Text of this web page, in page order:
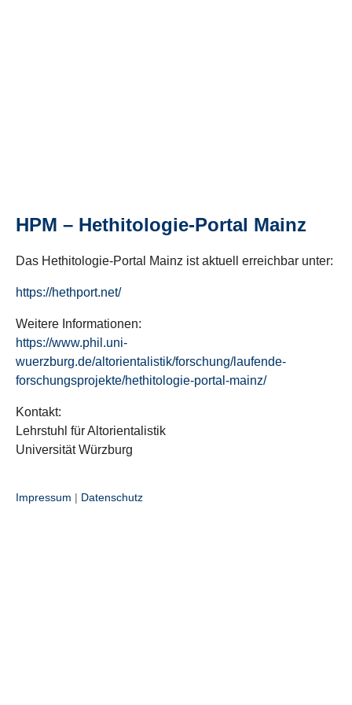
HPM – Hethitologie-Portal Mainz
Das Hethitologie-Portal Mainz ist aktuell erreichbar unter:
https://hethport.net/
Weitere Informationen:
https://www.phil.uni-
wuerzburg.de/altorientalistik/forschung/laufende-
forschungsprojekte/hethitologie-portal-mainz/
Kontakt:
Lehrstuhl für Altorientalistik
Universität Würzburg
Impressum | Datenschutz